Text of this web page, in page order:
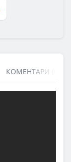
КОМЕНТАРИ (0)